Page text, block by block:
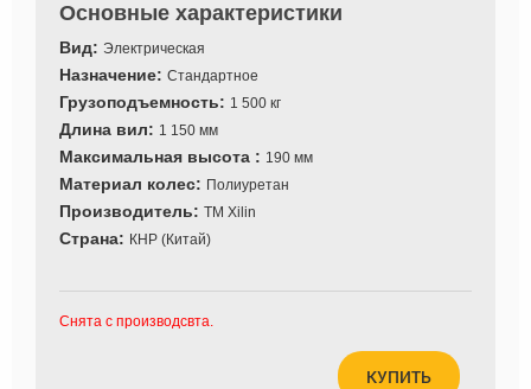
Основные характеристики
Вид: Электрическая
Назначение: Стандартное
Грузоподъемность: 1 500 кг
Длина вил: 1 150 мм
Максимальная высота : 190 мм
Материал колес: Полиуретан
Производитель: ТМ Xilin
Страна: КНР (Китай)
КУПИТЬ
Снята с производсвта.